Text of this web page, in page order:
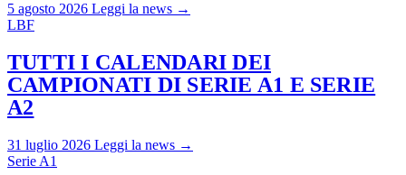
5 agosto 2026 Leggi la news →
LBF
TUTTI I CALENDARI DEI
CAMPIONATI DI SERIE A1 E SERIE
A2
31 luglio 2026 Leggi la news →
Serie A1